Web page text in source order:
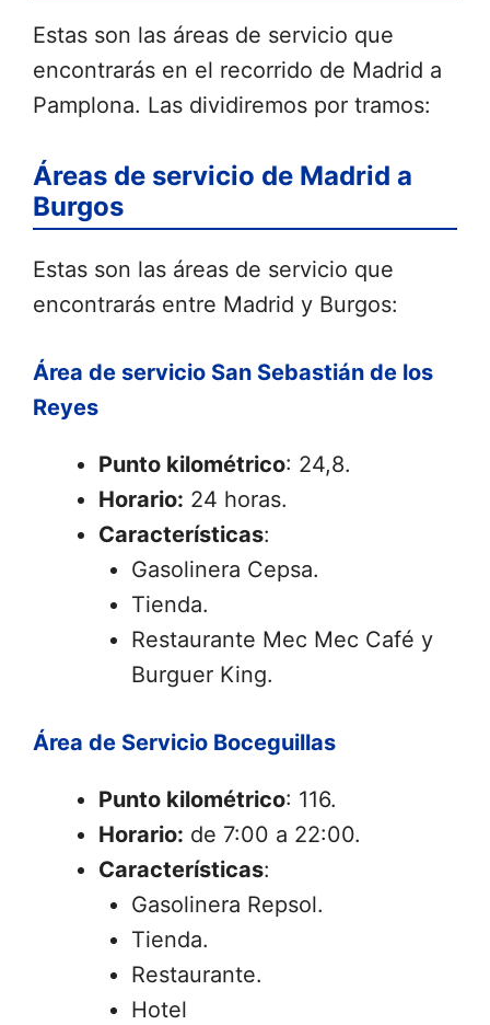
Estas son las áreas de servicio que
encontrarás en el recorrido de Madrid a
Pamplona. Las dividiremos por tramos:
Áreas de servicio de Madrid a
Burgos
Estas son las áreas de servicio que
encontrarás entre Madrid y Burgos:
Área de servicio San Sebastián de los
Reyes
Punto kilométrico: 24,8.
Horario: 24 horas.
Características:
Gasolinera Cepsa.
Tienda.
Restaurante Mec Mec Café y
Burguer King.
Área de Servicio Boceguillas
Punto kilométrico: 116.
Horario: de 7:00 a 22:00.
Características:
Gasolinera Repsol.
Tienda.
Restaurante.
Hotel